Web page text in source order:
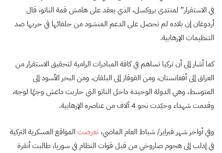
في الاستقرار” لمنتدى بروكسل، الذي يعقد على هامش قمة الناتو، قال
أردوغان إن بلاده لم تحصل على الدعم المنشود من حلفائها في حربها ضد
التنظيمات الإرهابية.
كما أشار إلى أن تركيا تساهم في كافة المبادرات الرامية لتحقيق الاستقرار من
العراق إلى أفغانستان، ومن القوقاز إلى البلقان، ومن البحر الأسود إلى
المتوسط، وهي الدولة الوحيدة داخل الناتو التي حاربت داعش وجهًا لوجه،
وقدمت شهداء وحيّدت نحو 4 آلاف من عناصره الإرهابية.
وفي أواخر شهر فبراير/ شباط العام الماضي، تعرضتالمواقع العسكرية التركية
في إدلب إلى هجوم صاروخي من قبل قوات النظام في سوريا، طالبت أنقرة